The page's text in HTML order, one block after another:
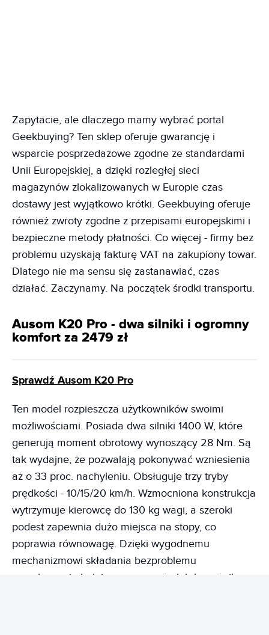
Zapytacie, ale dlaczego mamy wybrać portal
Geekbuying? Ten sklep oferuje gwarancję i
wsparcie posprzedażowe zgodne ze standardami
Unii Europejskiej, a dzięki rozległej sieci
magazynów zlokalizowanych w Europie czas
dostawy jest wyjątkowo krótki. Geekbuying oferuje
również zwroty zgodne z przepisami europejskimi i
bezpieczne metody płatności. Co więcej - firmy bez
problemu uzyskają fakturę VAT na zakupiony towar.
Dlatego nie ma sensu się zastanawiać, czas
działać. Zaczynamy. Na początek środki transportu.
Ausom K20 Pro - dwa silniki i ogromny
komfort za 2479 zł
Sprawdź Ausom K20 Pro
Ten model rozpieszcza użytkowników swoimi
możliwościami. Posiada dwa silniki 1400 W, które
generują moment obrotowy wynoszący 28 Nm. Są
tak wydajne, że pozwalają pokonywać wzniesienia
aż o 33 proc. nachyleniu. Obsługuje trzy tryby
prędkości - 10/15/20 km/h. Wzmocniona konstrukcja
wytrzymuje kierowcę do 130 kg wagi, a szeroki
podest zapewnia dużo miejsca na stopy, co
poprawia równowagę. Dzięki wygodnemu
mechanizmowi składania bezproblemu
przechowacie hulajnogę w garażu lub bagażniku.